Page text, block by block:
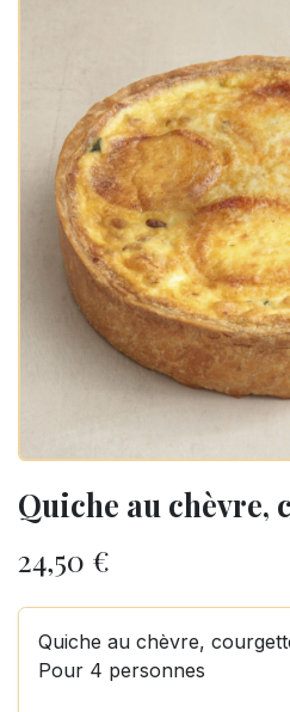
Quiche au chèvre,
24,50 €
Quiche au chèvre,
Pour 4 personnes